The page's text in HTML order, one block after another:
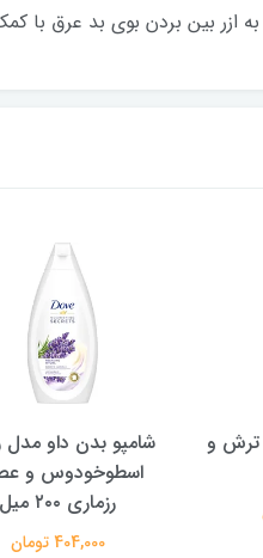
به ازر بین بردن بوی بد عرق با
روغن
شامپو بدن داو با
و چای سبز ۲۰۰ میل
404,000 تومان